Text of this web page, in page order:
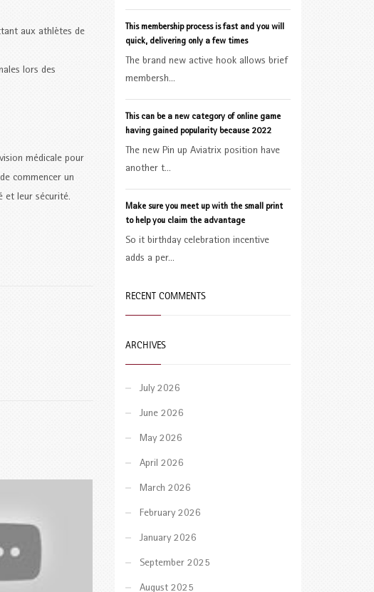
aux athlètes de
lors des
médicale pour
commencer un
et leur sécurité.
This membership process is fast and you will
quick, delivering only a few times
The brand new active hook allows brief
membersh...
This can be a new category of online game
having gained popularity because 2022
The new Pin up Aviatrix position have
another t...
Make sure you meet up with the small print
to help you claim the advantage
So it birthday celebration incentive
adds a per...
RECENT COMMENTS
ARCHIVES
July 2026
June 2026
May 2026
April 2026
March 2026
February 2026
January 2026
September 2025
August 2025